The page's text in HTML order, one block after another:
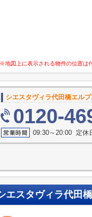
※地図上に表示される物件の位置は
シエスタヴィラ代田橋エル
0120-
09:30～20:00 定休
エスタヴィラ代田